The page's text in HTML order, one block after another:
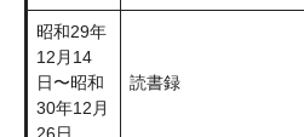
昭和29年
12月14
日〜昭和
30年12月
読書録